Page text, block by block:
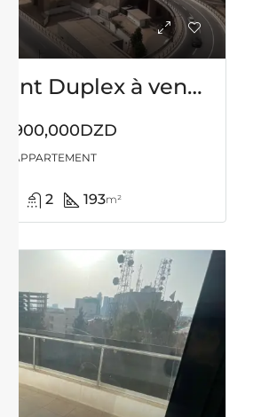
Appartement Duplex à vendre – Centre Ville -Oran avec vue sur mer
57,900,000DZD
APPARTEMENT
2 193m²